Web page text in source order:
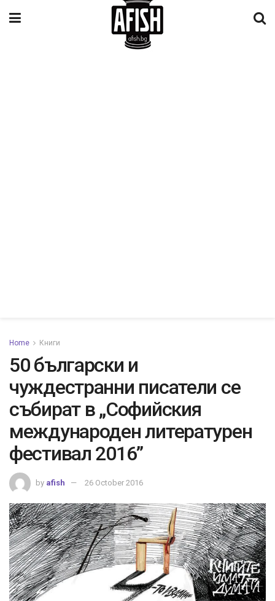
Home Книги
50 български и
чуждестранни писатели се
събират в „Софийския
международен литературен
фестивал 2016”
by afish 26 October 2016